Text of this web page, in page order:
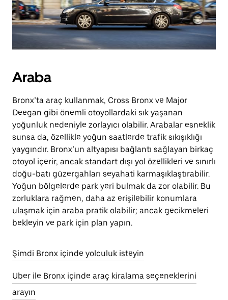
Araba
Bronx’ta araç kullanmak, Cross Bronx ve Major
Deegan gibi önemli otoyollardaki sık yaşanan
yoğunluk nedeniyle zorlayıcı olabilir. Arabalar esneklik
sunsa da, özellikle yoğun saatlerde trafik sıkışıklığı
yaygındır. Bronx’un altyapısı bağlantı sağlayan birkaç
otoyol içerir, ancak standart dışı yol özellikleri ve sınırlı
doğu-batı güzergahları seyahati karmaşıklaştırabilir.
Yoğun bölgelerde park yeri bulmak da zor olabilir. Bu
zorluklara rağmen, daha az erişilebilir konumlara
ulaşmak için araba pratik olabilir; ancak gecikmeleri
bekleyin ve park için plan yapın.
Şimdi Bronx içinde yolculuk isteyin
Uber ile Bronx içinde araç kiralama seçeneklerini
arayın